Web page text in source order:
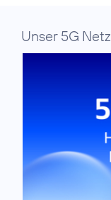
Unser 5G Netz